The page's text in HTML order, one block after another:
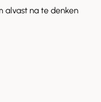
schuin
dakraam?
alvast na te denken